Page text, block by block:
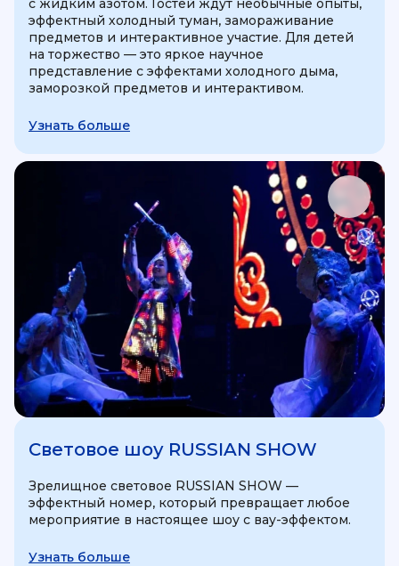
с жидким азотом. Гостей ждут необычные опыты,
эффектный холодный туман, замораживание
предметов и интерактивное участие. Для детей
на торжество — это яркое научное
представление с эффектами холодного дыма,
заморозкой предметов и интерактивом.
Узнать больше
Световое шоу RUSSIAN SHOW
Зрелищное световое RUSSIAN SHOW —
эффектный номер, который превращает любое
мероприятие в настоящее шоу с вау-эффектом.
Узнать больше